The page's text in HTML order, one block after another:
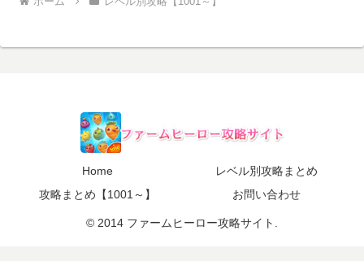
Home
レベル別攻略まとめ
攻略まとめ【1001～】
お問い合わせ
© 2014 ファームヒーロー攻略サイト.